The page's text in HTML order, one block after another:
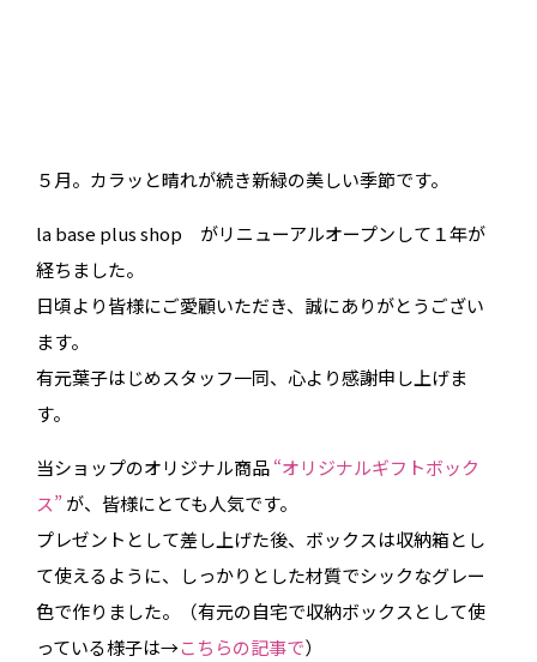
５月。カラッと晴れが続き新緑の美しい季節です。
la base plus shop がリニューアルオープンして１年が
経ちました。
日頃より皆様にご愛顧いただき、誠にありがとうござい
ます。
有元葉子はじめスタッフ一同、心より感謝申し上げま
す。
当ショップのオリジナル商品“オリジナルギフトボック
ス”が、皆様にとても人気です。
プレゼントとして差し上げた後、ボックスは収納箱とし
て使えるように、しっかりとした材質でシックなグレー
色で作りました。（有元の自宅で収納ボックスとして使
っている様子は→こちらの記事で）